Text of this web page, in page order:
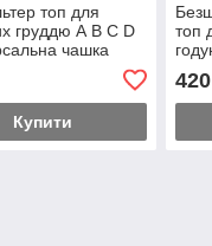
топ для
груддю А В С D
чашка
Купити
топ
420